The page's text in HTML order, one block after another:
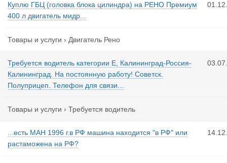
Куплю ГБЦ (головка блока цилиндра) на РЕНО Премиум
400 л двигатель мидр...
Товары и услуги › Двигатель Рено
Требуется водитель категории Е, Калининград-Россия-
Калининград. На постоянную работу! Советск.
Полуприцеп. Телефон для связи...
Товары и услуги › Требуется водитель
...есть МАН 1996 г.в РФ машина находится "в РФ" или
растаможена на РФ?